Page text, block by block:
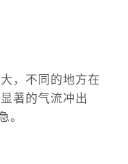
，不同的地方在
著的气流冲出
。